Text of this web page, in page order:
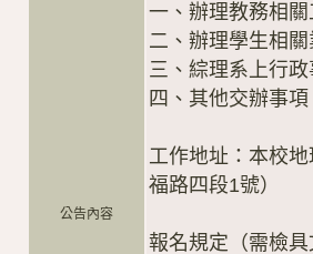
公告內容
一、辦理教務相
二、辦理學生相
三、綜理系上行
四、其他交辦事項
工作地址：本校
福路四段1號）
報名規定（需檢